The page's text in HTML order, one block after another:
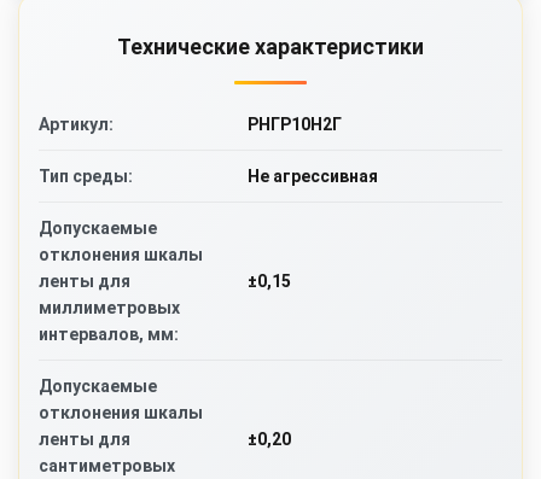
Технические характеристики
Артикул: РНГР10Н2Г
Тип среды: Не агрессивная
Допускаемые
отклонения шкалы
ленты для
миллиметровых
интервалов, мм:
±0,15
Допускаемые
отклонения шкалы
ленты для
сантиметровых
±0,20